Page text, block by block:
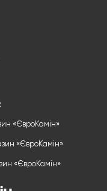
«ЄвроКамін»
«ЄвроКамін»
«ЄвроКамін»